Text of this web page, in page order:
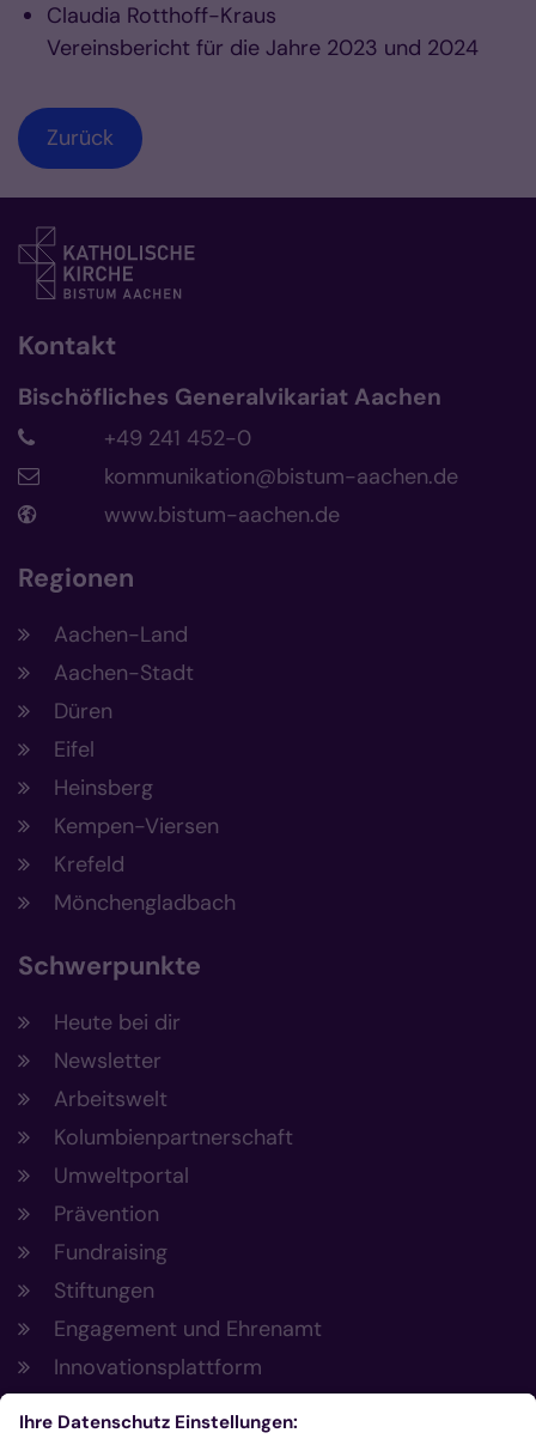
Claudia Rotthoff-Kraus
Vereinsbericht für die Jahre 2023 und 2024
Zurück
Kontakt
Bischöfliches Generalvikariat Aachen
+49 241 452-0
kommunikation@bistum-aachen.de
www.bistum-aachen.de
Regionen
Aachen-Land
Aachen-Stadt
Düren
Eifel
Heinsberg
Kempen-Viersen
Krefeld
Mönchengladbach
Schwerpunkte
Heute bei dir
Newsletter
Arbeitswelt
Kolumbienpartnerschaft
Umweltportal
Prävention
Fundraising
Stiftungen
Engagement und Ehrenamt
Innovationsplattform
Aus der Plattform